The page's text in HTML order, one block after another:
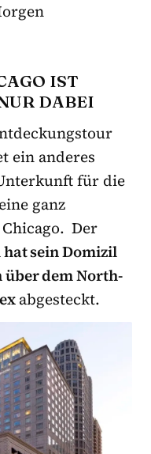
IST
DABEI
ein anderes
für die
ganz
Der
sein Domizil
über dem North-
abgesteckt.